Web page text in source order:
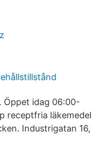
Öppet idag 06:00-
receptfria läkemedel
Industrigatan 16,